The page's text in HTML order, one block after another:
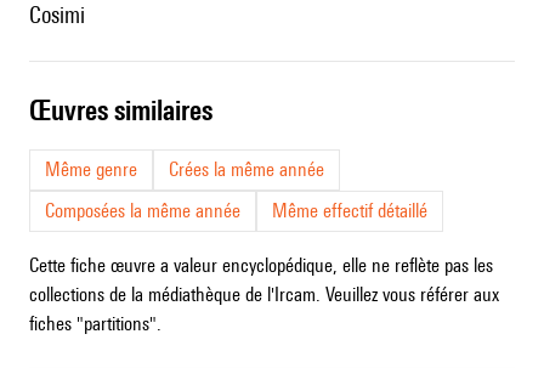
Cosimi
œuvres similaires
Même genre
Crées la même année
Composées la même année
Même effectif détaillé
Cette fiche œuvre a valeur encyclopédique, elle ne reflète pas les
collections de la médiathèque de l'Ircam. Veuillez vous référer aux
fiches "partitions".